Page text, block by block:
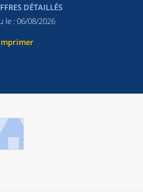
DÉTAILLÉS
le : 06/08/2026